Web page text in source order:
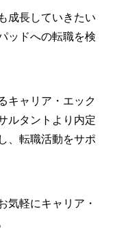
成長していきたい
ッドへの転職を検
キャリア・エック
ルタントより内定
、転職活動をサポ
気軽にキャリア・